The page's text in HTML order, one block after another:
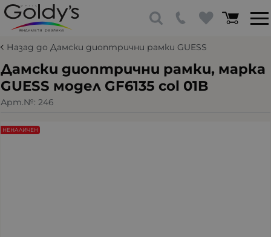
Назад до Дамски диоптрични рамки GUESS
Дамски диоптрични рамки, марка
GUESS модел GF6135 col 01B
Арт.№: 246
НЕНАЛИЧЕН